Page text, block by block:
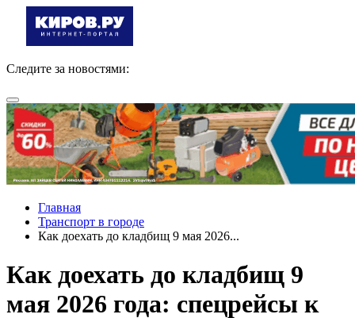
Следите за новостями:
Главная
Транспорт в городе
Как доехать до кладбищ 9 мая 2026...
Как доехать до кладбищ 9
мая 2026 года: спецрейсы к